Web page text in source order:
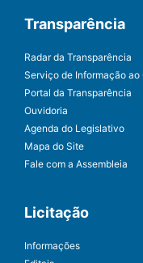
Transparência
Radar da Transparência
Serviço de Informação ao
Portal da Transparência
Ouvidoria
Agenda do Legislativo
Mapa do Site
Fale com a Assembleia
Licitação
Informações